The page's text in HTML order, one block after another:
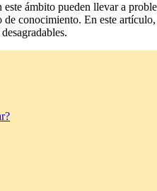
ámbito pueden llevar a
conocimiento. En este